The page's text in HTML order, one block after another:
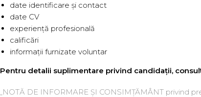
date identificare și contact
date CV
experiență profesională
calificări
informații furnizate voluntar
Pentru detalii suplimentare privind candidații,
„NOTĂ DE INFORMARE ȘI CONSIMȚĂMÂNT privind